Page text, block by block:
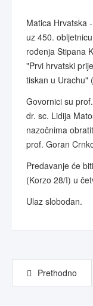
Matica Hrvatska
uz 450.
rođenja Stipana
"Prvi hrvatski
tiskan u Urachu"
Govornici su
dr. sc. Lidija
nazočnima
prof. Goran
Predavanje će
(Korzo 28/I) u
Ulaz slobodan.
Prethodno